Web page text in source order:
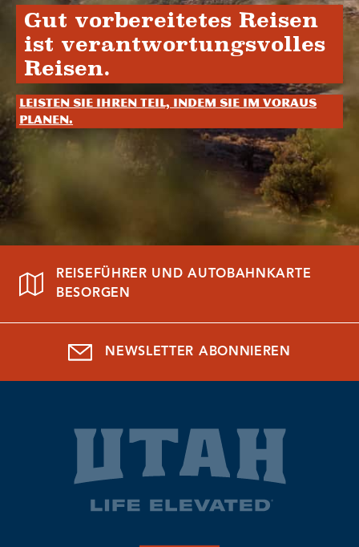
Gut vorbereitetes Reisen
ist verantwortungsvolles
Reisen.
Leisten Sie Ihren Teil, indem Sie im Voraus
planen.
REISEFÜHRER UND AUTOBAHNKARTE
BESORGEN
NEWSLETTER ABONNIEREN